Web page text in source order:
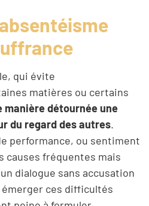
qui évite
matières ou certains
manière détournée une
du regard des autres.
performance, ou sentiment
causes fréquentes mais
dialogue sans accusation
ces difficultés